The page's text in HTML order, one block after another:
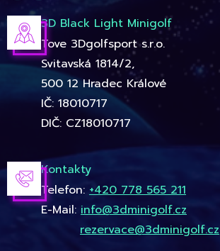
3D Black Light Minigolf
Tove 3Dgolfsport s.r.o.
Svitavská 1814/2,
500 12 Hradec Králové
IČ: 18010717
DIČ: CZ18010717
Kontakty
Telefon: +420 778 565 211
E-Mail: info@3dminigolf.cz
rezervace@3dminigolf.cz